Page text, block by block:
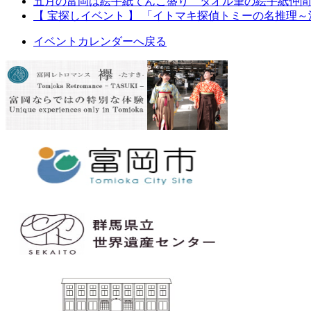
【 宝探しイベント 】 「イトマキ探偵トミーの名推理
イベントカレンダーへ戻る